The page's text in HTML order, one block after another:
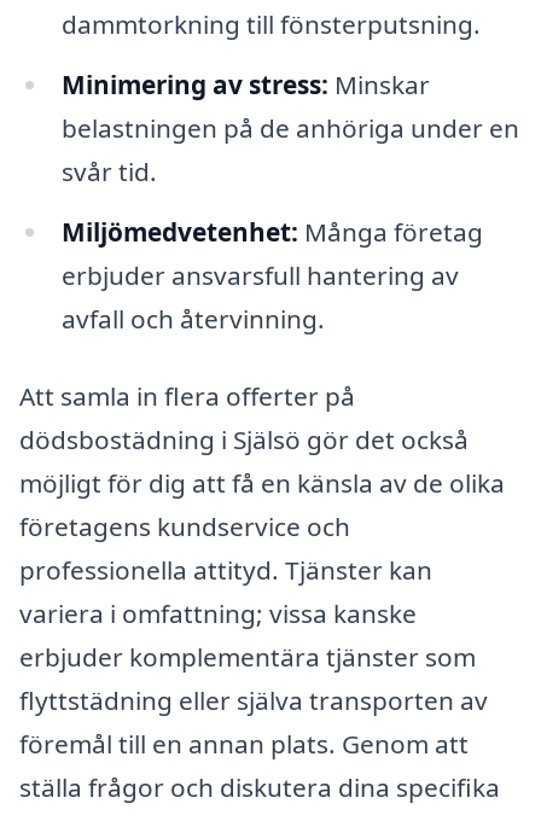
dammtorkning till fönsterputsning.
Minimering av stress: Minskar
belastningen på de anhöriga under en
svår tid.
Miljömedvetenhet: Många företag
erbjuder ansvarsfull hantering av
avfall och återvinning.
Att samla in flera offerter på
dödsbostädning i Själsö gör det också
möjligt för dig att få en känsla av de olika
företagens kundservice och
professionella attityd. Tjänster kan
variera i omfattning; vissa kanske
erbjuder komplementära tjänster som
flyttstädning eller själva transporten av
föremål till en annan plats. Genom att
ställa frågor och diskutera dina specifika